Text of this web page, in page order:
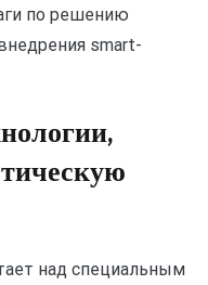
по решению
smart-
над специальным